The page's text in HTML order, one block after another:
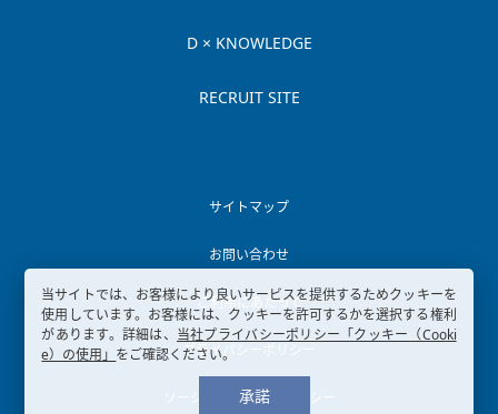
D × KNOWLEDGE
RECRUIT SITE
サイトマップ
お問い合わせ
ご利用にあたって
プライバシーポリシー
ソーシャルメディアポリシー
当サイトでは、お客様により良いサービスを提供するためクッキーを
使用しています。お客様には、クッキーを許可するかを選択する権利
があります。詳細は、 当社プライバシーポリシー「クッキー（Cooki
e）の使用」 をご確認ください。
承諾